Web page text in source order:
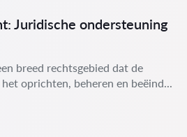
Juridische ondersteuning
breed rechtsgebied dat de
oprichten, beheren en beëind...